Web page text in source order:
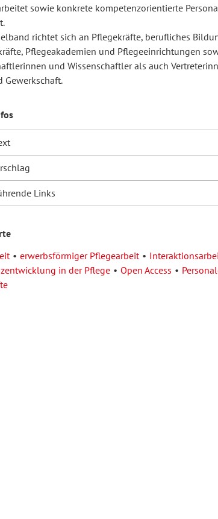
für
sowie konkrete kompetenzorientierte
richtet sich an Pflegekräfte, berufliches
Pflegeakademien und Pflegeeinrichtungen
und Wissenschaftler als auch
Gewerkschaft.
Links
erwerbsförmiger Pflegearbeit
in der Pflege
Open Access